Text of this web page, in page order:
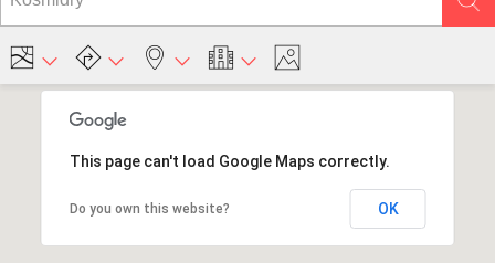
This page can't load Google Maps correctly.
Do you own this website? OK